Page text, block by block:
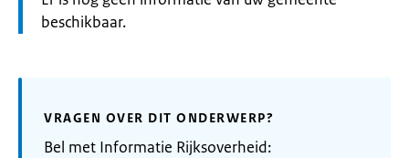
beschikbaar.
VRAGEN OVER DIT ONDERWERP?
Bel met Informatie Rijksoverheid: